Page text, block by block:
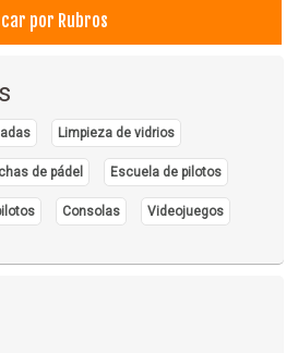
por Rubros
Limpieza de vidrios
de pádel Escuela de pilotos
Consolas Videojuegos